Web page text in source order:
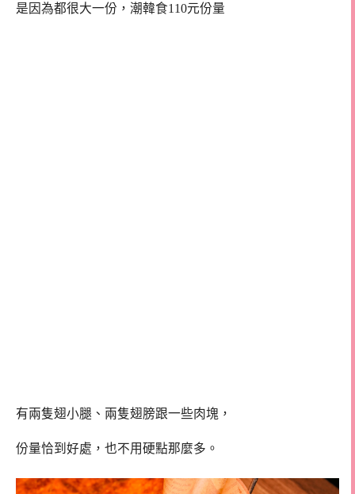
是因為都很大一份，潮韓食110元份量
有兩隻翅小腿、兩隻翅膀跟一些肉塊，
份量恰到好處，也不用硬點那麼多。